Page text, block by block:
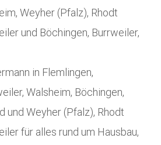
Weyher (Pfalz), Rhodt
und Böchingen, Burrweiler,
in Flemlingen,
Walsheim, Böchingen,
und Weyher (Pfalz), Rhodt
für alles rund um Hausbau,